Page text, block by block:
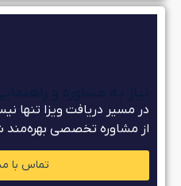
در مسیر دریافت ویزا تنها
از مشاوره تخصصی بهره‌مند
تماس با